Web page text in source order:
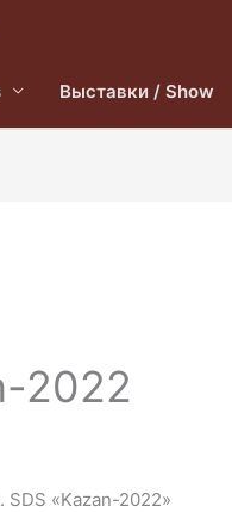
Выставки / Show
2022
SDS «Kazan-2022»